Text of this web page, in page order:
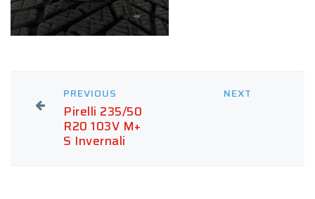
PREVIOUS
Pirelli 235/50
R20 103V M+
S Invernali
NEXT